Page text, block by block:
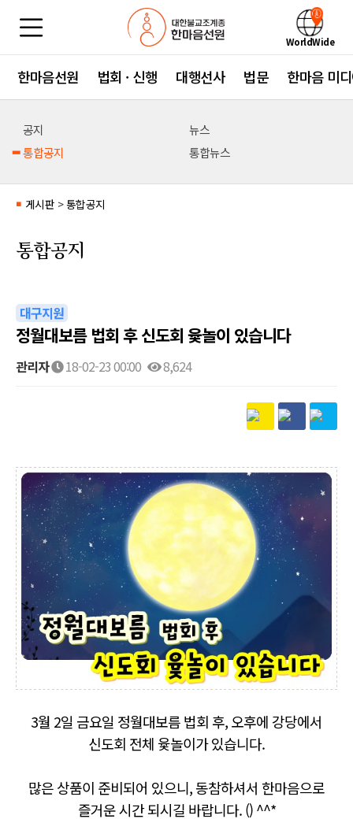
WorldWide
한마음선원 법회 · 신행 대행선사 법문 한마음 미
공지
뉴스
통합공지
통합뉴스
■ 게시판 > 통합공지
통합공지
대구지원
정월대보름 법회 후 신도회 윷놀이 있습니다
관리자 18-02-23 00:00 8,624
3월 2일 금요일 정월대보름 법회 후, 오후에 강당에서
신도회 전체 윷놀이가 있습니다.
많은 상품이 준비되어 있으니, 동참하셔서 한마음으로
즐거운 시간 되시길 바랍니다. () ^^*